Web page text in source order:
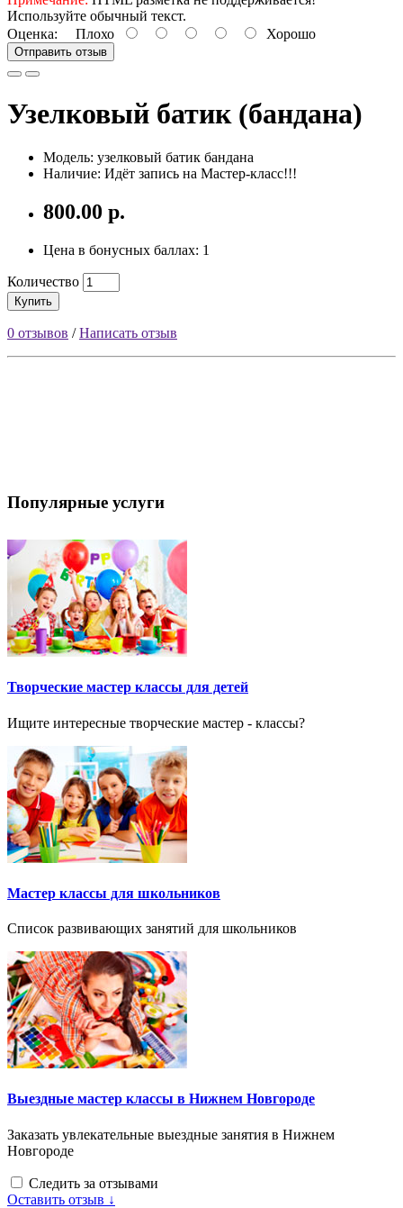
Используйте обычный текст.
Оценка: Плохо Хорошо
Отправить отзыв
Узелковый батик (бандана)
Модель: узелковый батик бандана
Наличие: Идёт запись на Мастер-класс!!!
800.00 р.
Цена в бонусных баллах: 1
Количество
Купить
0 отзывов /Написать отзыв
Популярные услуги
Творческие мастер классы для детей
Ищите интересные творческие мастер - классы?
Мастер классы для школьников
Список развивающих занятий для школьников
Выездные мастер классы в Нижнем Новгороде
Заказать увлекательные выездные занятия в Нижнем
Новгороде
Следить за отзывами
Оставить отзыв ↓